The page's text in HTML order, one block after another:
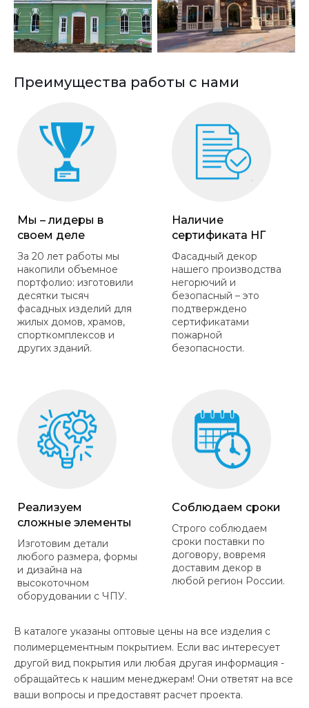
Преимущества работы с нами
Мы – лидеры в
своем деле
За 20 лет работы мы
накопили объемное
портфолио: изготовили
десятки тысяч
фасадных изделий для
жилых домов, храмов,
спорткомплексов и
других зданий.
Наличие
сертификата НГ
Фасадный декор
нашего производства
негорючий и
безопасный – это
подтверждено
сертификатами
пожарной
безопасности.
Реализуем
сложные элементы
Изготовим детали
любого размера, формы
и дизайна на
высокоточном
оборудовании с ЧПУ.
Соблюдаем сроки
Строго соблюдаем
сроки поставки по
договору, вовремя
доставим декор в
любой регион России.
В каталоге указаны оптовые цены на все изделия с
полимерцементным покрытием. Если вас интересует
другой вид покрытия или любая другая информация -
обращайтесь к нашим менеджерам! Они ответят на все
ваши вопросы и предоставят расчет проекта.